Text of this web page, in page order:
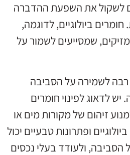
לשקול את השפעת ההדברה
ביולוגיים, לדוגמה,
שמסייעים לשמור על
רבה לשמירה על הסביבה
לדאוג לפינוי חומרים
זיהום של מקורות מים או
ופתרונות טבעיים יכול
ולעודד בעלי נכסים